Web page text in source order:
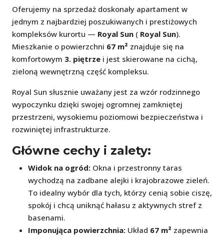
Oferujemy na sprzedaż doskonały apartament w
jednym z najbardziej poszukiwanych i prestiżowych
kompleksów kurortu — Royal Sun ( Royal Sun).
Mieszkanie o powierzchni 67 m² znajduje się na
komfortowym 3. piętrze i jest skierowane na cichą,
zieloną wewnętrzną część kompleksu.
Royal Sun słusznie uważany jest za wzór rodzinnego
wypoczynku dzięki swojej ogromnej zamkniętej
przestrzeni, wysokiemu poziomowi bezpieczeństwa i
rozwiniętej infrastrukturze.
Główne cechy i zalety:
Widok na ogród: Okna i przestronny taras
wychodzą na zadbane alejki i krajobrazowe zieleń.
To idealny wybór dla tych, którzy cenią sobie ciszę,
spokój i chcą uniknąć hałasu z aktywnych stref z
basenami.
Imponująca powierzchnia: Układ 67 m² zapewnia